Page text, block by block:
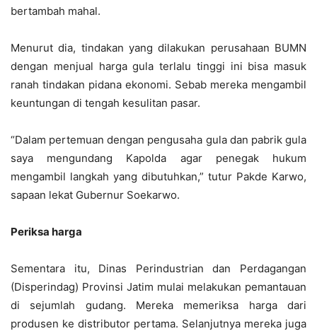
bertambah mahal.
Menurut dia, tindakan yang dilakukan perusahaan BUMN
dengan menjual harga gula terlalu tinggi ini bisa masuk
ranah tindakan pidana ekonomi. Sebab mereka mengambil
keuntungan di tengah kesulitan pasar.
“Dalam pertemuan dengan pengusaha gula dan pabrik gula
saya mengundang Kapolda agar penegak hukum
mengambil langkah yang dibutuhkan,” tutur Pakde Karwo,
sapaan lekat Gubernur Soekarwo.
Periksa harga
Sementara itu, Dinas Perindustrian dan Perdagangan
(Disperindag) Provinsi Jatim mulai melakukan pemantauan
di sejumlah gudang. Mereka memeriksa harga dari
produsen ke distributor pertama. Selanjutnya mereka juga